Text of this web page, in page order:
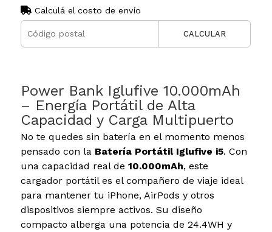
Calculá el costo de envío
CALCULAR
Power Bank Iglufive 10.000mAh
– Energía Portátil de Alta
Capacidad y Carga Multipuerto
No te quedes sin batería en el momento menos
pensado con la Batería Portátil Iglufive i5. Con
una capacidad real de 10.000mAh, este
cargador portátil es el compañero de viaje ideal
para mantener tu iPhone, AirPods y otros
dispositivos siempre activos. Su diseño
compacto alberga una potencia de 24.4WH y